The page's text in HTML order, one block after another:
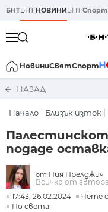
БНТБНТ НОВИНИБНТСпорт
НовиниСвятСпорт
НАЗАД
Начало Близък изток
подаде
от Ния Прелджич
Всичко от автора
17:43, 26.02.2024
Чете
По света